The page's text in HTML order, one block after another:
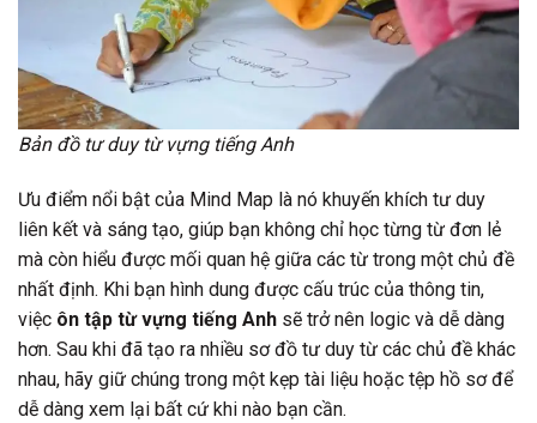
Bản đồ tư duy từ vựng tiếng Anh
Ưu điểm nổi bật của Mind Map là nó khuyến khích tư duy
liên kết và sáng tạo, giúp bạn không chỉ học từng từ đơn lẻ
mà còn hiểu được mối quan hệ giữa các từ trong một chủ đề
nhất định. Khi bạn hình dung được cấu trúc của thông tin,
việc ôn tập từ vựng tiếng Anh sẽ trở nên logic và dễ dàng
hơn. Sau khi đã tạo ra nhiều sơ đồ tư duy từ các chủ đề khác
nhau, hãy giữ chúng trong một kẹp tài liệu hoặc tệp hồ sơ để
dễ dàng xem lại bất cứ khi nào bạn cần.